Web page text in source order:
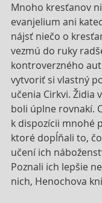
Mnoho kresťanov
evanjelium ani
nájsť niečo o
vezmú do ruky
kontroverzného
vytvoriť si vlastný
učenia Cirkvi. Židia
boli úplne rovnakí.
k dispozícii mnohé
ktoré dopĺňali to,
učení ich
Poznali ich lepšie
nich, Henochova